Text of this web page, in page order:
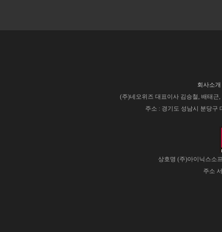
회사소개
(주)네오위즈 대표이사 김승철, 배태근
주소 : 경기도 성남시 분당구
상호명 (주)아이닉스소
주소